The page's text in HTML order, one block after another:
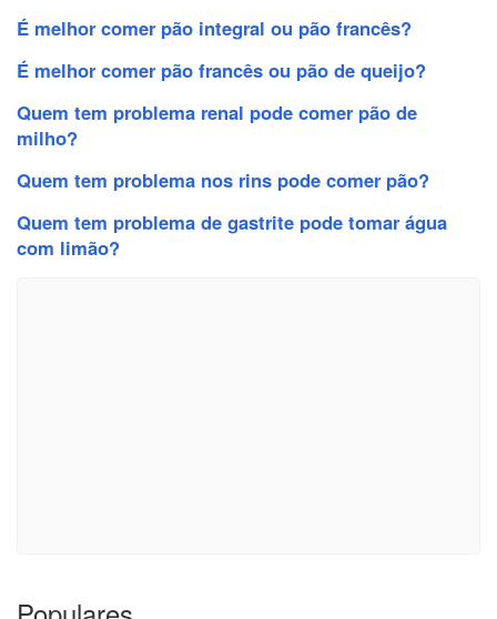
É melhor comer pão integral ou pão francês?
É melhor comer pão francês ou pão de queijo?
Quem tem problema renal pode comer pão de
milho?
Quem tem problema nos rins pode comer pão?
Quem tem problema de gastrite pode tomar água
com limão?